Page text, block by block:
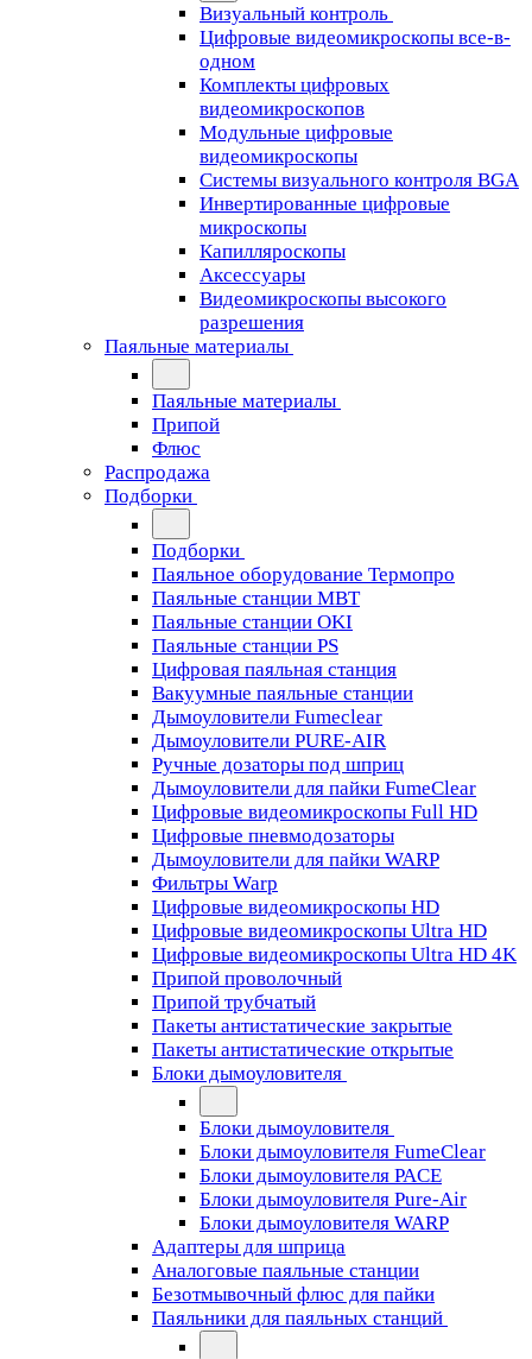
Визуальный контроль
Цифровые видеомикроскопы все-в-
одном
Комплекты цифровых
видеомикроскопов
Модульные цифровые
видеомикроскопы
Cистемы визуального контроля BGA
Инвертированные цифровые
микроскопы
Капилляроскопы
Аксессуары
Видеомикроскопы высокого
разрешения
Паяльные материалы
Паяльные материалы
Припой
Флюс
Распродажа
Подборки
Подборки
Паяльное оборудование Термопро
Паяльные станции MBT
Паяльные станции OKI
Паяльные станции PS
Цифровая паяльная станция
Вакуумные паяльные станции
Дымоуловители Fumeclear
Дымоуловители PURE-AIR
Ручные дозаторы под шприц
Дымоуловители для пайки FumeClear
Цифровые видеомикроскопы Full HD
Цифровые пневмодозаторы
Дымоуловители для пайки WARP
Фильтры Warp
Цифровые видеомикроскопы HD
Цифровые видеомикроскопы Ultra HD
Цифровые видеомикроскопы Ultra HD 4K
Припой проволочный
Припой трубчатый
Пакеты антистатические закрытые
Пакеты антистатические открытые
Блоки дымоуловителя
Блоки дымоуловителя
Блоки дымоуловителя FumeClear
Блоки дымоуловителя PACE
Блоки дымоуловителя Pure-Air
Блоки дымоуловителя WARP
Адаптеры для шприца
Аналоговые паяльные станции
Безотмывочный флюс для пайки
Паяльники для паяльных станций